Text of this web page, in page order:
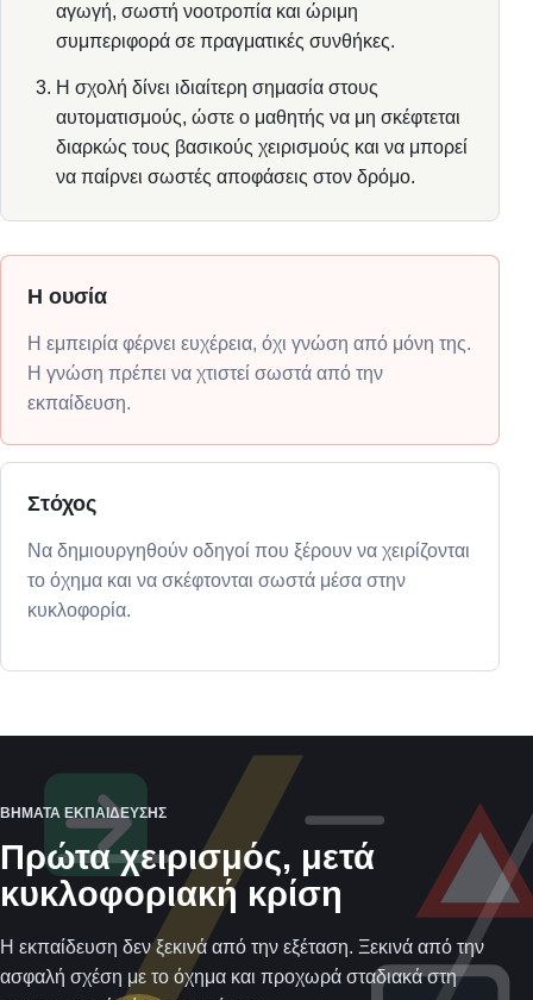
αγωγή, σωστή νοοτροπία και ώριμη
συμπεριφορά σε πραγματικές συνθήκες.
Η σχολή δίνει ιδιαίτερη σημασία στους
αυτοματισμούς, ώστε ο μαθητής να μη σκέφτεται
διαρκώς τους βασικούς χειρισμούς και να μπορεί
να παίρνει σωστές αποφάσεις στον δρόμο.
Η ουσία
Η εμπειρία φέρνει ευχέρεια, όχι γνώση από μόνη της.
Η γνώση πρέπει να χτιστεί σωστά από την
εκπαίδευση.
Στόχος
Να δημιουργηθούν οδηγοί που ξέρουν να χειρίζονται
το όχημα και να σκέφτονται σωστά μέσα στην
κυκλοφορία.
ΒΉΜΑΤΑ ΕΚΠΑΊΔΕΥΣΗΣ
Πρώτα χειρισμός, μετά
κυκλοφοριακή κρίση
Η εκπαίδευση δεν ξεκινά από την εξέταση. Ξεκινά από την
ασφαλή σχέση με το όχημα και προχωρά σταδιακά στη